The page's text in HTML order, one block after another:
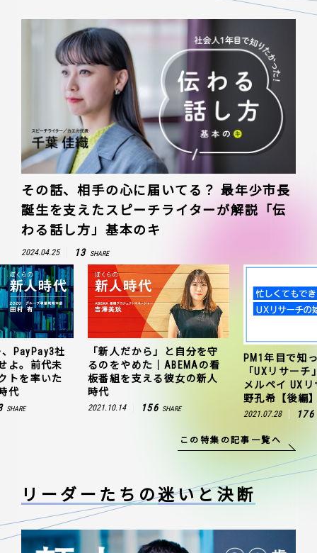
その話、相手の心に届いてる？ 最年少市長
誕生を支えたスピーチライターが解説「伝
わる話し方」基本のキ
2024.04.25 13 SHARE
PayPay3社
よ。前代未
トを率いた
代
SHARE
「新人だから」と自分を守
るのをやめた｜ABEMAの看
板番組を支える彼女の新人
時代
2021.10.14 156 SHARE
PM1年目で知
「UXリサー
メルペイ UX
野孔希【後編
2021.07.28 176
この特集の記事一覧へ
リーダーたちの迷いと決断